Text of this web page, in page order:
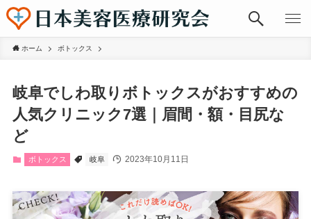
ホーム ボトックス
岐阜でしわ取りボトックスがおすすめの
人気クリニック7選｜眉間・額・目尻な
ど
ボトックス 岐阜 2023年10月11日